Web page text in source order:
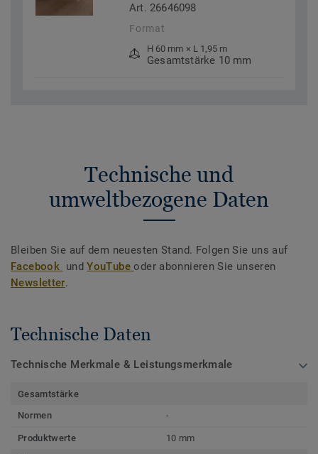
Art. 26646098
Format
H 60 mm × L 1,95 m
Gesamtstärke 10 mm
Technische und
umweltbezogene Daten
Bleiben Sie auf dem neuesten Stand. Folgen Sie uns auf
Facebook undYouTubeoder abonnieren Sie unseren
Newsletter.
Technische Daten
Technische Merkmale & Leistungsmerkmale
Gesamtstärke
Normen
-
Produktwerte 10 mm